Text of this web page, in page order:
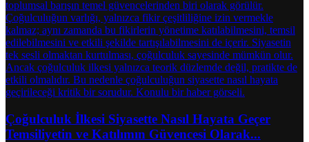
Çoğulculuk İlkesi Siyasette Nasıl Hayata Geçer
Temsiliyetin ve Katılımın Güvencesi Olarak...